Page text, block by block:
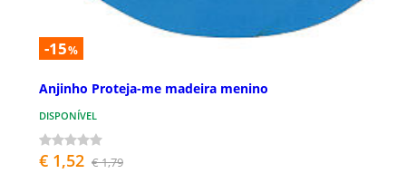
-15%
Anjinho Proteja-me madeira menino
DISPONÍVEL
€ 1,52 € 1,79